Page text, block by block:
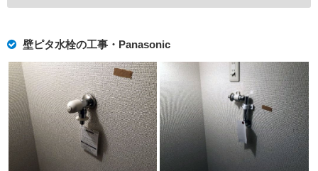
壁ピタ水栓の工事・Panasonic